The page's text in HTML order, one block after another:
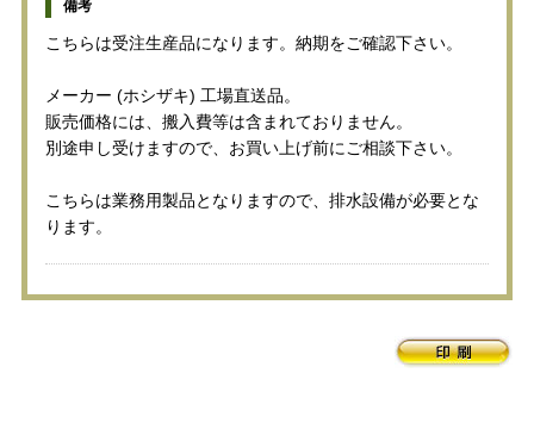
備考
こちらは受注生産品になります。納期をご確認下さい。
メーカー (ホシザキ) 工場直送品。
販売価格には、搬入費等は含まれておりません。
別途申し受けますので、お買い上げ前にご相談下さい。
こちらは業務用製品となりますので、排水設備が必要とな
ります。